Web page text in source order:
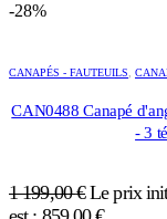
-28%
CANAPÉS - FAUTEUILS,
CAN0488 Canapé
- 3
1 199,00€ Le prix